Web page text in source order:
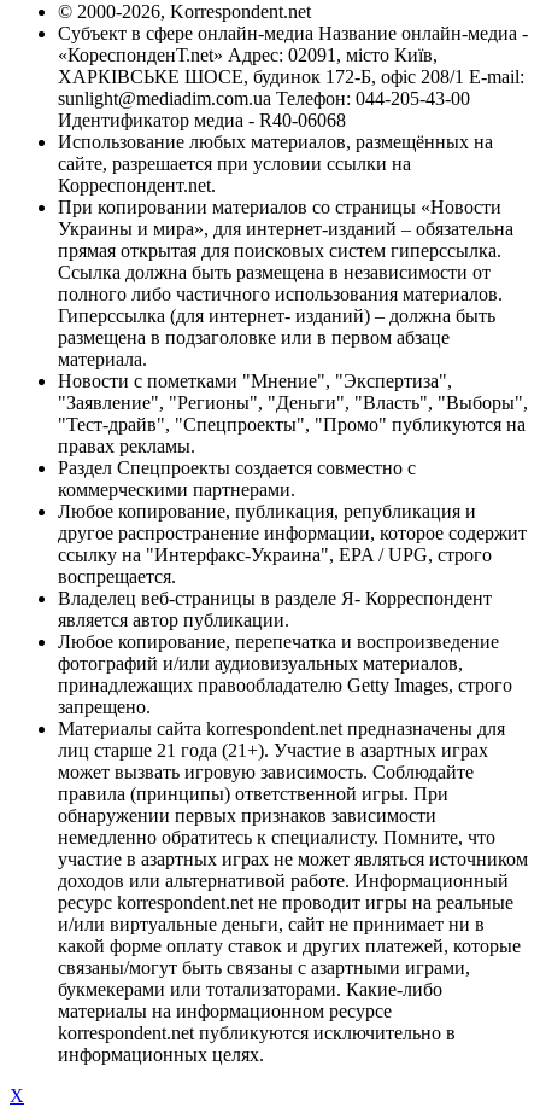
© 2000-2026, Korrespondent.net
Субъект в сфере онлайн-медиа Название онлайн-медиа -
«КореспонденТ.net» Адрес: 02091, місто Київ,
ХАРКІВСЬКЕ ШОСЕ, будинок 172-Б, офіс 208/1 E-mail:
sunlight@mediadim.com.ua Телефон: 044-205-43-00
Идентификатор медиа - R40-06068
Использование любых материалов, размещённых на
сайте, разрешается при условии ссылки на
Корреспондент.net.
При копировании материалов со страницы «Новости
Украины и мира», для интернет-изданий – обязательна
прямая открытая для поисковых систем гиперссылка.
Ссылка должна быть размещена в независимости от
полного либо частичного использования материалов.
Гиперссылка (для интернет- изданий) – должна быть
размещена в подзаголовке или в первом абзаце
материала.
Новости с пометками "Мнение", "Экспертиза",
"Заявление", "Регионы", "Деньги", "Власть", "Выборы",
"Тест-драйв", "Спецпроекты", "Промо" публикуются на
правах рекламы.
Раздел Спецпроекты создается совместно с
коммерческими партнерами.
Любое копирование, публикация, републикация и
другое распространение информации, которое содержит
ссылку на "Интерфакс-Украина", EPA / UPG, строго
воспрещается.
Владелец веб-страницы в разделе Я- Корреспондент
является автор публикации.
Любое копирование, перепечатка и воспроизведение
фотографий и/или аудиовизуальных материалов,
принадлежащих правообладателю Getty Images, строго
запрещено.
Материалы сайта korrespondent.net предназначены для
лиц старше 21 года (21+). Участие в азартных играх
может вызвать игровую зависимость. Соблюдайте
правила (принципы) ответственной игры. При
обнаружении первых признаков зависимости
немедленно обратитесь к специалисту. Помните, что
участие в азартных играх не может являться источником
доходов или альтернативой работе. Информационный
ресурс korrespondent.net не проводит игры на реальные
и/или виртуальные деньги, сайт не принимает ни в
какой форме оплату ставок и других платежей, которые
связаны/могут быть связаны с азартными играми,
букмекерами или тотализаторами. Какие-либо
материалы на информационном ресурсе
korrespondent.net публикуются исключительно в
информационных целях.
X